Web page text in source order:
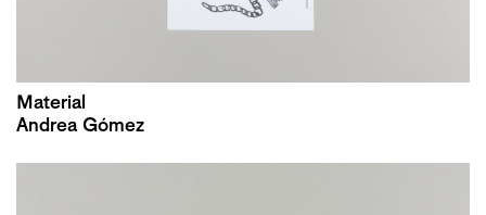
Material
Andrea Gómez